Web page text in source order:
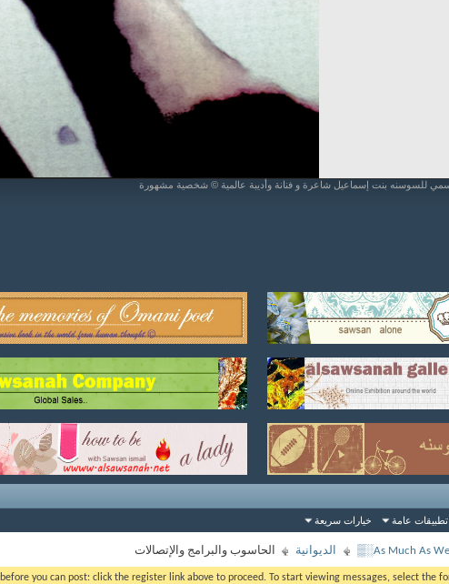
للسوسنه بنت إسماعيل شاعرة و فنانة وأديبة عالمية © شخصية مشهورة
تطبيقات عامة خيارات سريعة
الديوانية الحاسوب والبرامج والإتصالات
before you can post: click the register link above to proceed. To start viewing messages, select the